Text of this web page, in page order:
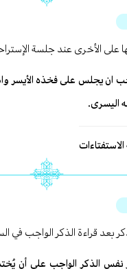
الأخرى عند جلسة
ان يجلس على فخذه الأيسر
اليسرى.
الاستفتاءات
بعد قراءة الذكر الواجب في
نفس الذكر الواجب على أن